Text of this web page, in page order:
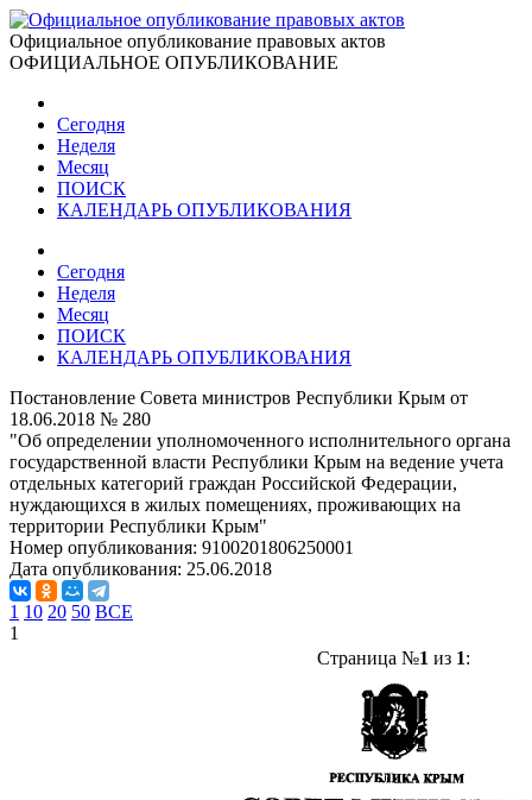
Официальное опубликование правовых актов
ОФИЦИАЛЬНОЕ ОПУБЛИКОВАНИЕ
Сегодня
Неделя
Месяц
ПОИСК
КАЛЕНДАРЬ ОПУБЛИКОВАНИЯ
Сегодня
Неделя
Месяц
ПОИСК
КАЛЕНДАРЬ ОПУБЛИКОВАНИЯ
Постановление Совета министров Республики Крым от
18.06.2018 № 280
"Об определении уполномоченного исполнительного органа
государственной власти Республики Крым на ведение учета
отдельных категорий граждан Российской Федерации,
нуждающихся в жилых помещениях, проживающих на
территории Республики Крым"
Номер опубликования: 9100201806250001
Дата опубликования: 25.06.2018
1 10 20 50 ВСЕ
1
Страница №1 из 1: